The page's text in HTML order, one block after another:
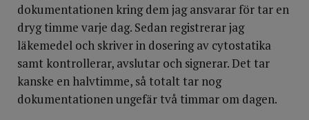
dokumentationen kring dem jag ansvarar för tar en
dryg timme varje dag. Sedan registrerar jag
läkemedel och skriver in dosering av cytostatika
samt kontrollerar, avslutar och signerar. Det tar
kanske en halvtimme, så totalt tar nog
dokumentationen ungefär två timmar om dagen.